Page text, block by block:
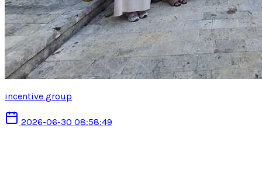
incentive group
2026-06-30 08:58:49